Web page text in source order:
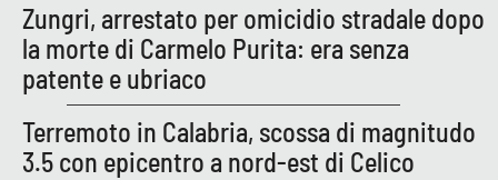
EDIZIONI
LOCALI
Catanzaro
Crotone
Zungri, arrestato per omicidio stradale dopo
la morte di Carmelo Purita: era senza
patente e ubriaco
Terremoto in Calabria, scossa di magnitudo
3.5 con epicentro a nord-est di Celico